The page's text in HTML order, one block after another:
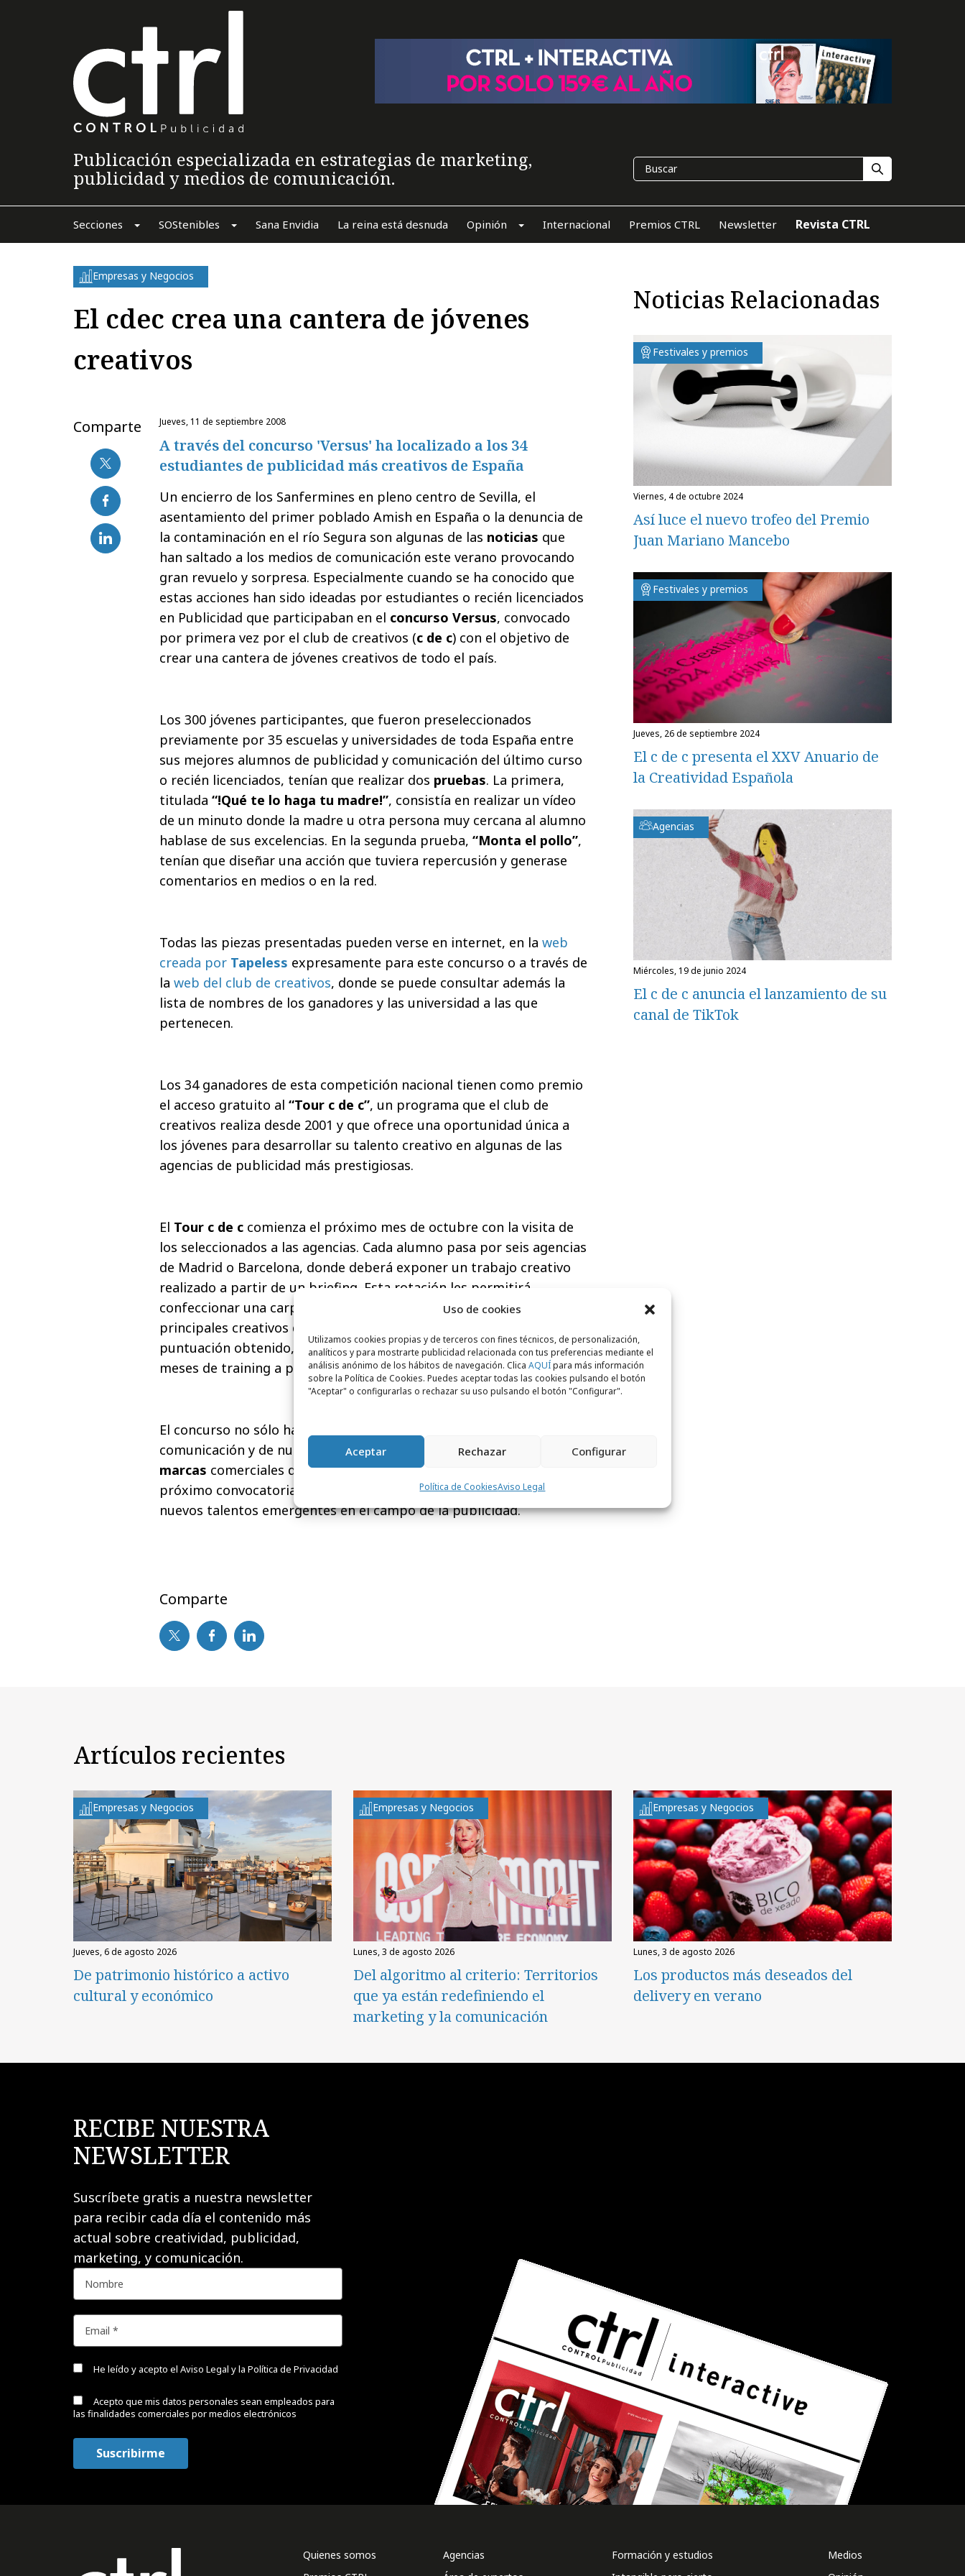
Uso de cookies
Utilizamos cookies propias y de terceros con fines técnicos, de personalización,
analíticos y para mostrarte publicidad relacionada con tus preferencias mediante el
análisis anónimo de los hábitos de navegación. Clica AQUÍpara más información
sobre la Política de Cookies. Puedes aceptar todas las cookies pulsando el botón
"Aceptar" o configurarlas o rechazar su uso pulsando el botón "Configurar".
Aceptar Rechazar Configurar
Política de CookiesAviso Legal
Publicación especializada en estrategias de marketing,
publicidad y medios de comunicación.
Secciones SOStenibles Sana Envidia La reina está desnuda Opinión Internacional Premios CTRL Newsletter Revista CTRL
Empresas y Negocios
El cdec crea una cantera de jóvenes
creativos
Comparte jueves, 11 de septiembre 2008
A través del concurso 'Versus' ha localizado a los 34
estudiantes de publicidad más creativos de España
Un encierro de los Sanfermines en pleno centro de Sevilla, el
asentamiento del primer poblado Amish en España o la denuncia de
la contaminación en el río Segura son algunas de las noticias que
han saltado a los medios de comunicación este verano provocando
gran revuelo y sorpresa. Especialmente cuando se ha conocido que
estas acciones han sido ideadas por estudiantes o recién licenciados
en Publicidad que participaban en el concurso Versus, convocado
por primera vez por el club de creativos (c de c) con el objetivo de
crear una cantera de jóvenes creativos de todo el país.
Los 300 jóvenes participantes, que fueron preseleccionados
previamente por 35 escuelas y universidades de toda España entre
sus mejores alumnos de publicidad y comunicación del último curso
o recién licenciados, tenían que realizar dos pruebas. La primera,
titulada “!Qué te lo haga tu madre!”, consistía en realizar un vídeo
de un minuto donde la madre u otra persona muy cercana al alumno
hablase de sus excelencias. En la segunda prueba, “Monta el pollo”,
tenían que diseñar una acción que tuviera repercusión y generase
comentarios en medios o en la red.
Todas las piezas presentadas pueden verse en internet, en la web
creada por Tapeless expresamente para este concurso o a través de
la web del club de creativos, donde se puede consultar además la
lista de nombres de los ganadores y las universidad a las que
pertenecen.
Los 34 ganadores de esta competición nacional tienen como premio
el acceso gratuito al “Tour c de c”, un programa que el club de
creativos realiza desde 2001 y que ofrece una oportunidad única a
los jóvenes para desarrollar su talento creativo en algunas de las
agencias de publicidad más prestigiosas.
El Tour c de c comienza el próximo mes de octubre con la visita de
los seleccionados a las agencias. Cada alumno pasa por seis agencias
de Madrid o Barcelona, donde deberá exponer un trabajo creativo
realizado a partir de un briefing. Esta rotación les permitirá
confeccionar una carpeta de trabajo en colaboración con los
principales creativos de nuestro país y elegir, según el orden de
puntuación obtenido, la agencia donde quieren realizar los dos
meses de training a partir de enero de 2009.
El concurso no sólo ha captado la atención de los medios de
comunicación y de numerosos internáutas, sino también de varias
marcas comerciales que han mostrado su interés en patrocinar la
próximo convocatoria de este concurso que permite detectar a
nuevos talentos emergentes en el campo de la publicidad.
Comparte
Noticias Relacionadas
Festivales y premios
viernes, 4 de octubre 2024
Así luce el nuevo trofeo del Premio
Juan Mariano Mancebo
Festivales y premios
jueves, 26 de septiembre 2024
El c de c presenta el XXV Anuario de
la Creatividad Española
Agencias
miércoles, 19 de junio 2024
El c de c anuncia el lanzamiento de su
canal de TikTok
Artículos recientes
Empresas y Negocios
jueves, 6 de agosto 2026
De patrimonio histórico a activo
cultural y económico
Empresas y Negocios
lunes, 3 de agosto 2026
Del algoritmo al criterio: Territorios
que ya están redefiniendo el
marketing y la comunicación
Empresas y Negocios
lunes, 3 de agosto 2026
Los productos más deseados del
delivery en verano
RECIBE NUESTRA
NEWSLETTER
Suscríbete gratis a nuestra newsletter
para recibir cada día el contenido más
actual sobre creatividad, publicidad,
marketing, y comunicación.
He leído y acepto el Aviso Legal y la Política de Privacidad
Acepto que mis datos personales sean empleados para
las finalidades comerciales por medios electrónicos
Quienes somos
Agencias
Formación y estudios
Medios